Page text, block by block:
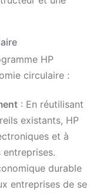
HP
circulaire :
: En réutilisant
existants, HP
et à
entreprises.
durable
entreprises de se